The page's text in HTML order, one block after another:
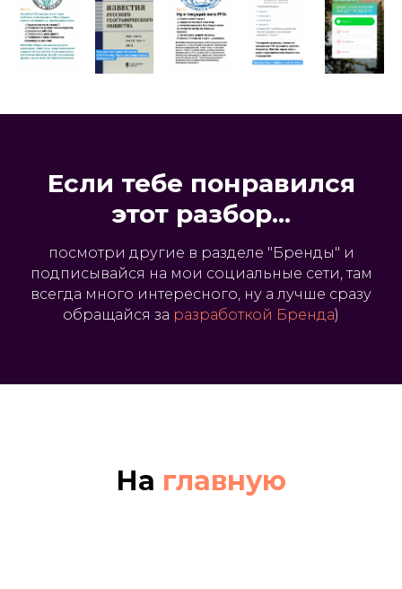
Если тебе понравился
этот разбор...
посмотри другие в разделе "Бренды" и
подписывайся на мои социальные сети, там
всегда много интересного, ну а лучше сразу
обращайся за разработкой Бренда)
На главную